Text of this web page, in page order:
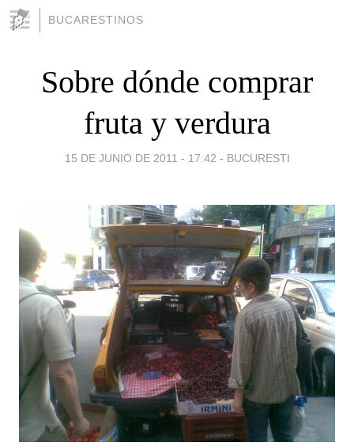
BUCARESTINOS
Sobre dónde comprar
fruta y verdura
15 DE JUNIO DE 2011 - 17:42 - BUCURESTI